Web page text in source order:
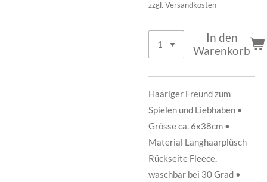
zzgl. Versandkosten
In den
Warenkorb
Haariger Freund zum
Spielen und Liebhaben •
Grösse ca. 6x38cm •
Material Langhaarplüsch
Rückseite Fleece,
waschbar bei 30 Grad •